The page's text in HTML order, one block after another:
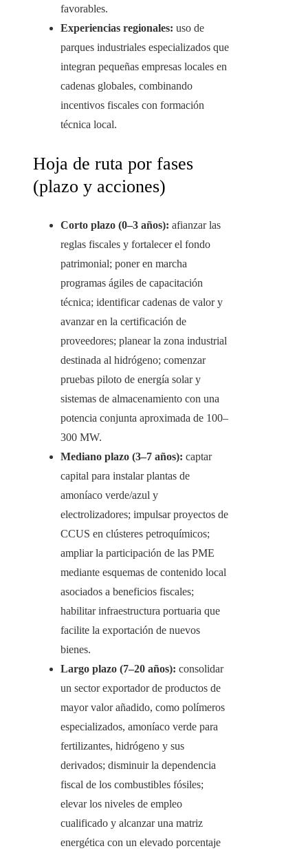
favorables.
Experiencias regionales: uso de
parques industriales especializados que
integran pequeñas empresas locales en
cadenas globales, combinando
incentivos fiscales con formación
técnica local.
Hoja de ruta por fases
(plazo y acciones)
Corto plazo (0–3 años): afianzar las
reglas fiscales y fortalecer el fondo
patrimonial; poner en marcha
programas ágiles de capacitación
técnica; identificar cadenas de valor y
avanzar en la certificación de
proveedores; planear la zona industrial
destinada al hidrógeno; comenzar
pruebas piloto de energía solar y
sistemas de almacenamiento con una
potencia conjunta aproximada de 100–
300 MW.
Mediano plazo (3–7 años): captar
capital para instalar plantas de
amoníaco verde/azul y
electrolizadores; impulsar proyectos de
CCUS en clústeres petroquímicos;
ampliar la participación de las PME
mediante esquemas de contenido local
asociados a beneficios fiscales;
habilitar infraestructura portuaria que
facilite la exportación de nuevos
bienes.
Largo plazo (7–20 años): consolidar
un sector exportador de productos de
mayor valor añadido, como polímeros
especializados, amoníaco verde para
fertilizantes, hidrógeno y sus
derivados; disminuir la dependencia
fiscal de los combustibles fósiles;
elevar los niveles de empleo
cualificado y alcanzar una matriz
energética con un elevado porcentaje